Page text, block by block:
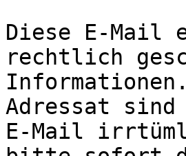
Diese E-Mail
rechtlich
Adressat
E-Mail